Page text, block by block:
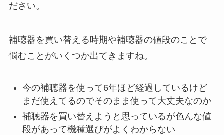
ださい。
補聴器を買い替える時期や補聴器の値段のことで
悩むことがいくつか出てきますね。
今の補聴器を使って6年ほど経過しているけど
まだ使えてるのでそのまま使って大丈夫なのか
補聴器を買い替えようと思っているが色んな値
段があって機種選びがよくわからない